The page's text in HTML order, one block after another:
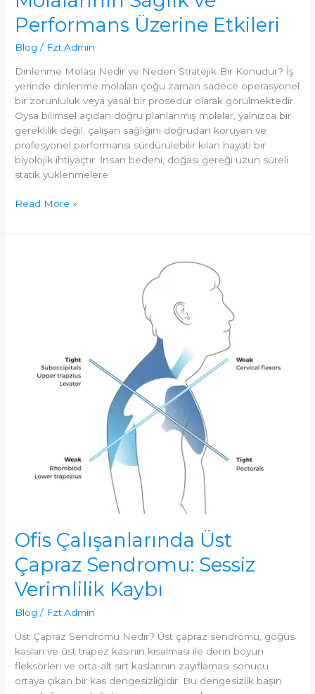
Performans Üzerine Etkileri
Blog / Fzt.Admin
Dinlenme Molası Nedir ve Neden Stratejik Bir Konudur? İş
yerinde dinlenme molaları çoğu zaman sadece operasyonel
bir zorunluluk veya yasal bir prosedür olarak görülmektedir.
Oysa bilimsel açıdan doğru planlanmış molalar, yalnızca bir
gereklilik değil; çalışan sağlığını doğrudan koruyan ve
profesyonel performansı sürdürülebilir kılan hayati bir
biyolojik ihtiyaçtır. İnsan bedeni, doğası gereği uzun süreli
statik yüklenmelere
İş
Dinlenme
Read More »
Ofis Çalışanlarında Üst
Çapraz Sendromu: Sessiz
Verimlilik Kaybı
Blog / Fzt.Admin
Üst Çapraz Sendromu Nedir? Üst çapraz sendromu, göğüs
kasları ve üst trapez kasının kısalması ile derin boyun
fleksörleri ve orta-alt sırt kaslarının zayıflaması sonucu
ortaya çıkan bir kas dengesizliğidir. Bu dengesizlik başın